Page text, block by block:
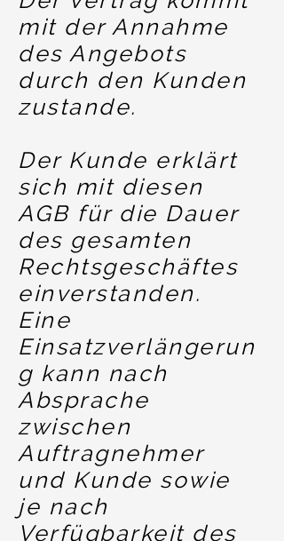
mit der Annahme
des Angebots
durch den Kunden
zustande.
Der Kunde erklärt
sich mit diesen
AGB für die Dauer
des gesamten
Rechtsgeschäftes
einverstanden.
Eine
Einsatzverlängerun
g kann nach
Absprache
zwischen
Auftragnehmer
und Kunde sowie
je nach
Verfügbarkeit des